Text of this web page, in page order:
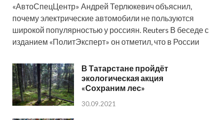
«АвтоСпецЦентр» Андрей Терлюкевич объяснил,
почему электрические автомобили не пользуются
широкой популярностью у россиян. Reuters В беседе с
изданием «ПолитЭксперт» он отметил, что в России
В Татарстане пройдёт
экологическая акция
«Сохраним лес»
30.09.2021